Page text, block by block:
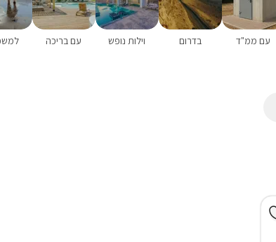
עם ממ"ד בדרום וילות נופש עם בריכה